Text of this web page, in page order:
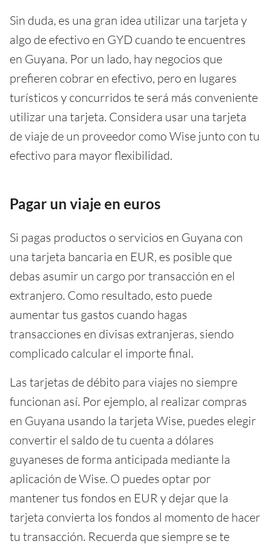
Sin duda, es una gran idea utilizar una tarjeta y
algo de efectivo en GYD cuando te encuentres
en Guyana. Por un lado, hay negocios que
prefieren cobrar en efectivo, pero en lugares
turísticos y concurridos te será más conveniente
utilizar una tarjeta. Considera usar una tarjeta
de viaje de un proveedor como Wise junto con tu
efectivo para mayor flexibilidad.
Pagar un viaje en euros
Si pagas productos o servicios en Guyana con
una tarjeta bancaria en EUR, es posible que
debas asumir un cargo por transacción en el
extranjero. Como resultado, esto puede
aumentar tus gastos cuando hagas
transacciones en divisas extranjeras, siendo
complicado calcular el importe final.
Las tarjetas de débito para viajes no siempre
funcionan así. Por ejemplo, al realizar compras
en Guyana usando la tarjeta Wise, puedes elegir
convertir el saldo de tu cuenta a dólares
guyaneses de forma anticipada mediante la
aplicación de Wise. O puedes optar por
mantener tus fondos en EUR y dejar que la
tarjeta convierta los fondos al momento de hacer
tu transacción. Recuerda que siempre se te